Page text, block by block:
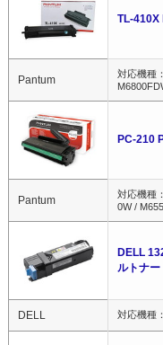
TL-410X
Pantum
対応機種
PC-210
Pantum
対応機種
0W /
DELL
ルトナー
DELL 対応機種